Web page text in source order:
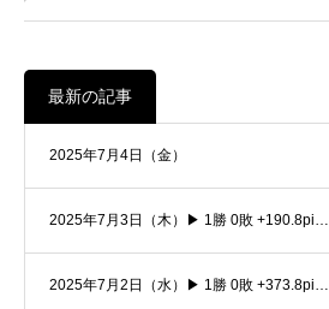
最新の記事
2025年7月4日（金）
2025年7月3日（木）▶ 1勝 0敗 +190.8pi…
2025年7月2日（水）▶ 1勝 0敗 +373.8pi…